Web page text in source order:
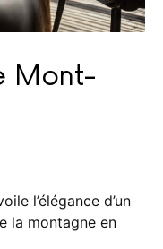
Mont-
l’élégance d’un
la montagne en